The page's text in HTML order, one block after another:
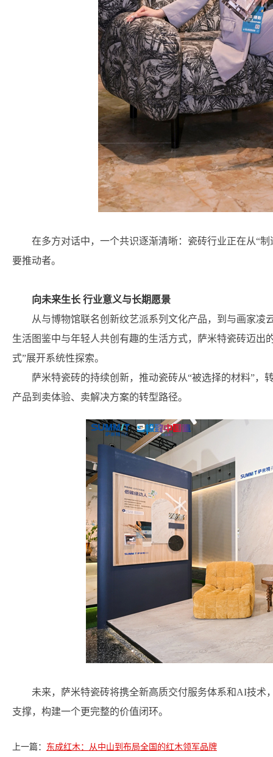
在多方对话中，一个共识逐渐清晰：瓷砖行业正在从“
要推动者。
向未来生长 行业意义与长期愿景
从与博物馆联名创新纹艺派系列文化产品，到与画家
生活图鉴中与年轻人共创有趣的生活方式，萨米特瓷砖迈出
式”展开系统性探索。
萨米特瓷砖的持续创新，推动瓷砖从“被选择的材料”，
产品到卖体验、卖解决方案的转型路径。
未来，萨米特瓷砖将携全新高质交付服务体系和AI技
支撑，构建一个更完整的价值闭环。
上一篇： 东成红木：从中山到布局全国的红木领军品牌